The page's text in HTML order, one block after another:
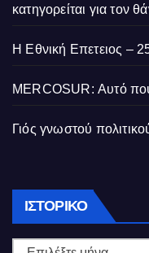
κατηγορείται για τον
Η Εθνική Επετειος –
MERCOSUR: Αυτό
Γιός γνωστού
ΙΣΤΟΡΙΚΌ Ιστορικό